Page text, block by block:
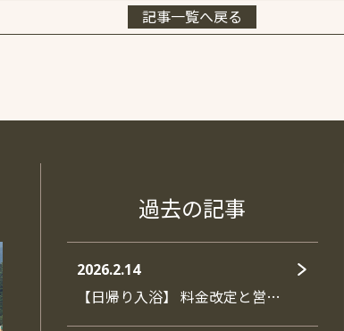
記事一覧へ戻る
過去の記事
2026.2.14
【日帰り入浴】 料金改定と営…